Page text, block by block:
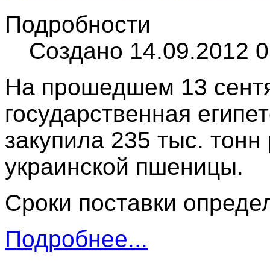
Подробности
Создано 14.09.2012
На прошедшем 13
государственная
закупила 235 тыс.
украинской пшеницы.
Сроки поставки
Подробнее...